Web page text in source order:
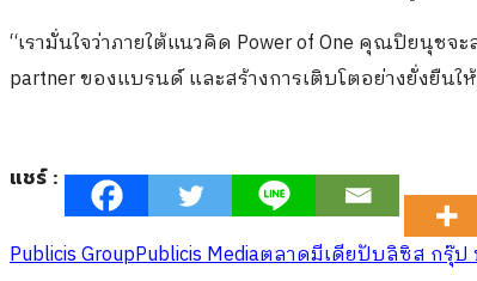
“เรามั่นใจว่าภายใต้แนวคิด Power of One คุณปิยนุช
partner ของแบรนด์ และสร้างการเติบโตอย่างยั่งยืน
แชร์ :
Publicis GroupPublicis Mediaตลาดมีเดียปับลิซิส กรุ๊ป